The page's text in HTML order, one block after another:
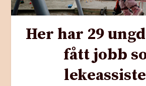
Her har 29
fått jobb